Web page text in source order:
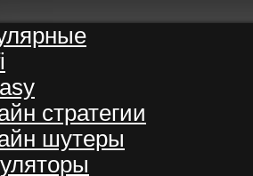
стратегии
шутеры